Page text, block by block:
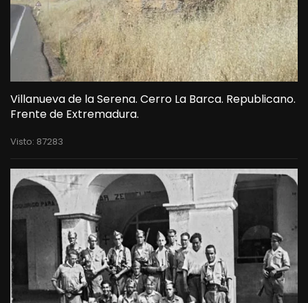
Villanueva de la Serena. Cerro La Barca. Republicano.
Frente de Extremadura.
Visto: 87283